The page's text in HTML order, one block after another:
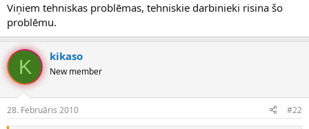
Viņiem tehniskas problēmas, tehniskie darbinieki risina šo
problēmu.
K kikaso
New member
28. Februāris 2010 #22